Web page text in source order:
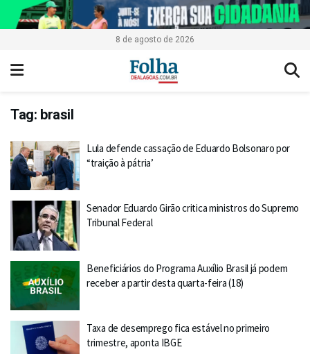
8 de agosto de 2026
Tag: brasil
Lula defende cassação de Eduardo Bolsonaro por
“traição à pátria’
Senador Eduardo Girão critica ministros do Supremo
Tribunal Federal
Beneficiários do Programa Auxílio Brasil já podem
receber a partir desta quarta-feira (18)
Taxa de desemprego fica estável no primeiro
trimestre, aponta IBGE